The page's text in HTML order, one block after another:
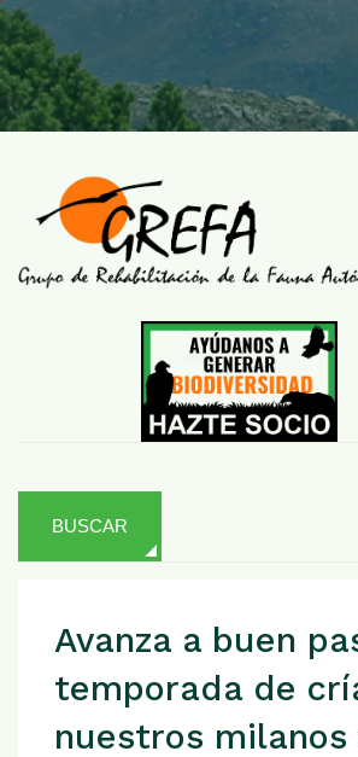
BUSCAR
Avanza a buen
temporada de
nuestros milanos